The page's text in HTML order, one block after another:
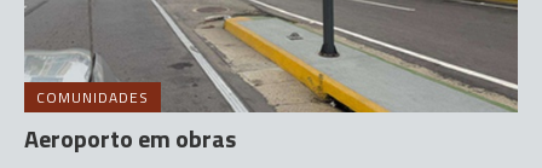
COMUNIDADES
Aeroporto em obras